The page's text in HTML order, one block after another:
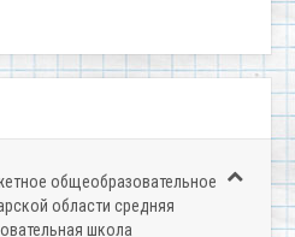
общеобразовательное
области средняя
школа